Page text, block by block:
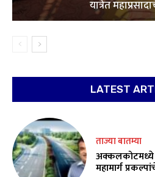
यात्रेत
LATEST
ताज्या बातम्या
अक्कलकोटमध्ये
महामार्ग